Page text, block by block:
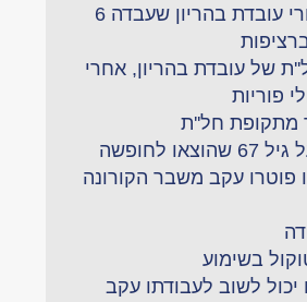
איסור פיטורי עובדת בהריון שעבדה 6
של עובדת בהריון, אחרי
פוריות
מתקופת חל''ת
עובדים מעל גיל 67 שהוצאו לחופשה
פוטרו עקב משבר הקורונה
בשימוע
יכול לשוב לעבודתו עקב